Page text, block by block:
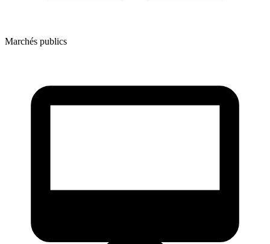
Marchés publics